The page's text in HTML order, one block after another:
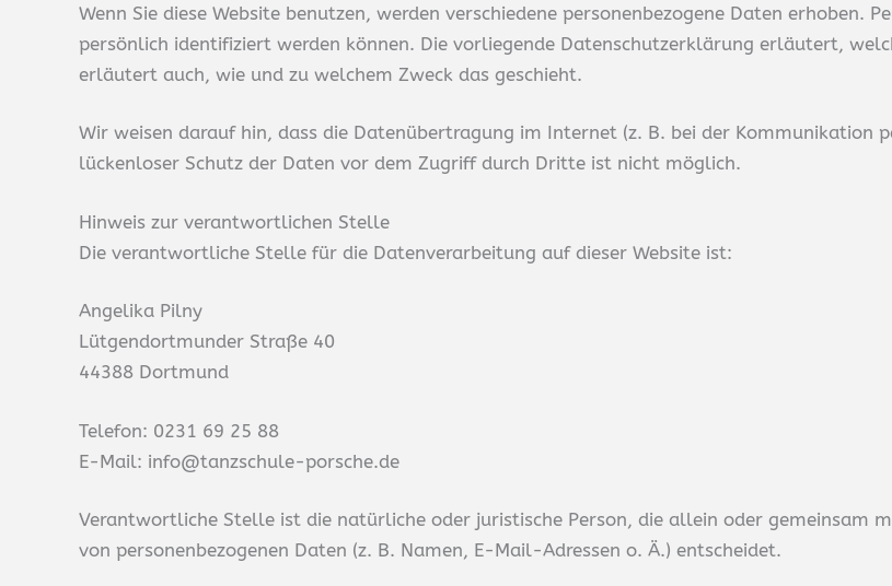
Wenn Sie diese Website benutzen, werden verschiedene personenbezogene Daten erhoben.
persönlich identifiziert werden können. Die vorliegende Datenschutzerklärung erläutert,
erläutert auch, wie und zu welchem Zweck das geschieht.
Wir weisen darauf hin, dass die Datenübertragung im Internet (z. B. bei der Kommunikation
lückenloser Schutz der Daten vor dem Zugriff durch Dritte ist nicht möglich.
Hinweis zur verantwortlichen Stelle
Die verantwortliche Stelle für die Datenverarbeitung auf dieser Website ist:
Angelika Pilny
Lütgendortmunder Straße 40
44388 Dortmund
Telefon: 0231 69 25 88
E-Mail: info@tanzschule-porsche.de
Verantwortliche Stelle ist die natürliche oder juristische Person, die allein oder gemeinsam
von personenbezogenen Daten (z. B. Namen, E-Mail-Adressen o. Ä.) entscheidet.